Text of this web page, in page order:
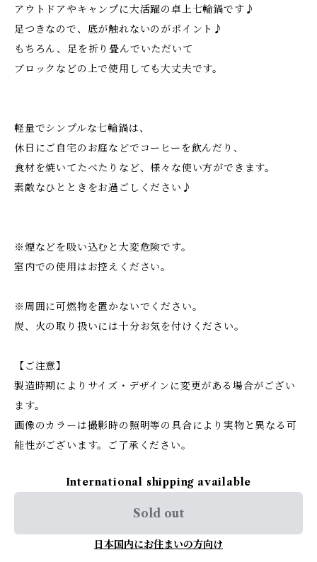
アウトドアやキャンプに大活躍の卓上七輪鍋です♪
足つきなので、底が触れないのがポイント♪
もちろん、足を折り畳んでいただいて
ブロックなどの上で使用しても大丈夫です。
軽量でシンプルな七輪鍋は、
休日にご自宅のお庭などでコーヒーを飲んだり、
食材を焼いてたべたりなど、様々な使い方ができます。
素敵なひとときをお過ごしください♪
※煙などを吸い込むと大変危険です。
室内での使用はお控えください。
※周囲に可燃物を置かないでください。
炭、火の取り扱いには十分お気を付けください。
【ご注意】
製造時期によりサイズ・デザインに変更がある場合がござい
ます。
画像のカラーは撮影時の照明等の具合により実物と異なる可
能性がございます。ご了承ください。
International shipping available
Sold out
日本国内にお住まいの方向け